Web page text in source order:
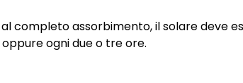
completo assorbimento, il solare deve
ogni due o tre ore.